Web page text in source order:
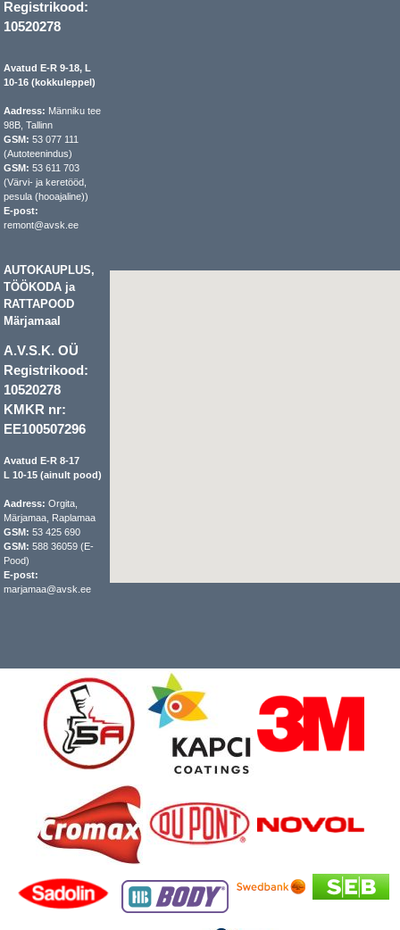
Registrikood:
10520278
Avatud E-R 9-18, L
10-16 (kokkuleppel)
Aadress: Männiku tee
98B, Tallinn
GSM: 53 077 111
(Autoteenindus)
GSM: 53 611 703
(Värvi- ja keretööd,
pesula (hooajaline))
E-post:
remont@avsk.ee
AUTOKAUPLUS,
TÖÖKODA ja
RATTAPOOD
Märjamaal
A.V.S.K. OÜ
Registrikood:
10520278
KMKR nr:
EE100507296
Avatud E-R 8-17
L 10-15 (ainult pood)
Aadress: Orgita,
Märjamaa, Raplamaa
GSM: 53 425 690
GSM: 588 36059 (E-
Pood)
E-post:
marjamaa@avsk.ee